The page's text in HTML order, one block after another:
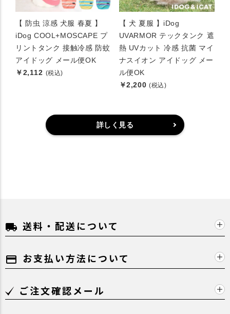
【 防虫 涼感 犬服 春夏 】
iDog COOL+MOSCAPE プ
リントタンク 接触冷感 防蚊
アイドッグ メール便OK
￥2,112 (税込)
【 犬 夏服 】iDog
UVARMOR テックタンク 遮
熱 UVカット 冷感 抗菌 マイ
ナスイオン アイドッグ メー
ル便OK
￥2,200 (税込)
詳しく見る
local_shipping 送料・配送について
payment お支払い方法について
ご注文確認メール